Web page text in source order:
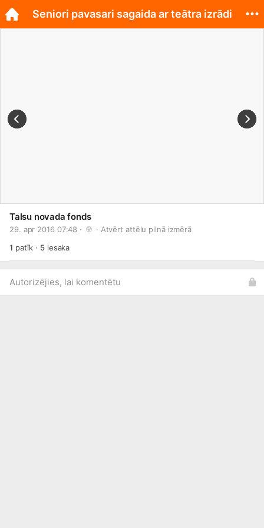
Talsu novada fonds
29. apr 2016 07:48 · · Atvērt attēlu pilnā izmērā
1 patīk · 5iesaka
Autorizējies, lai komentētu
Seniori pavasari sagaida ar teātra izrādi